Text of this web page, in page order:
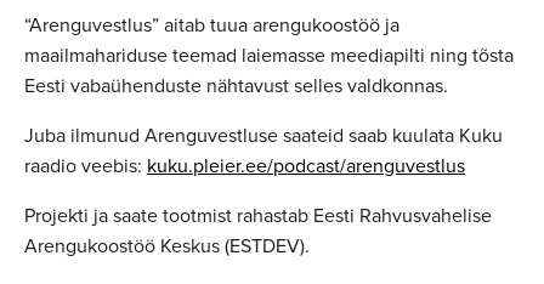
“Arenguvestlus” aitab tuua arengukoostöö ja
maailmahariduse teemad laiemasse meediapilti ning tõsta
Eesti vabaühenduste nähtavust selles valdkonnas.
Juba ilmunud Arenguvestluse saateid saab kuulata Kuku
raadio veebis: kuku.pleier.ee/podcast/arenguvestlus
Projekti ja saate tootmist rahastab Eesti Rahvusvahelise
Arengukoostöö Keskus (ESTDEV).